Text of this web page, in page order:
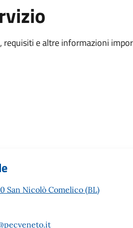
requisiti e altre informazioni
San Nicolò Comelico (BL)